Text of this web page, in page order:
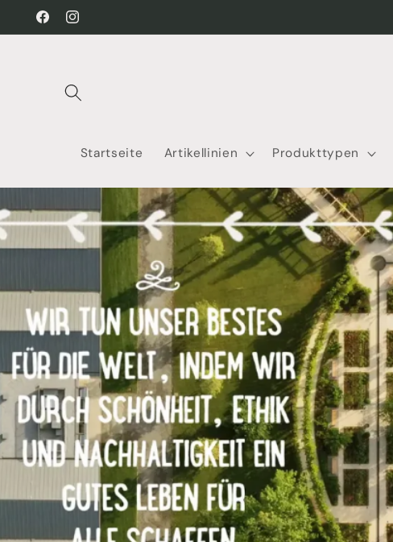
zum
Inhalt
FacebookInstagram
Startseite Artikellinien Produkttypen